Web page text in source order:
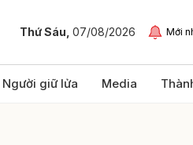
Thứ Sáu, 07/08/2026 Mới
Người giữ lửa Media